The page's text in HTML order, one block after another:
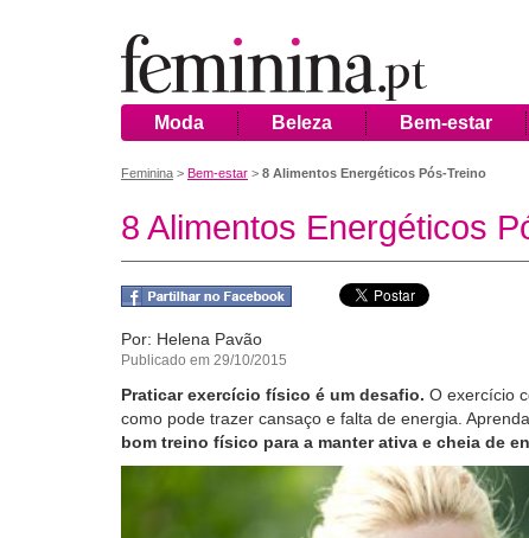
Moda Beleza Bem-estar
Feminina > Bem-estar > 8 Alimentos Energéticos Pós-Treino
8 Alimentos Energéticos
Por: Helena Pavão
Publicado em 29/10/2015
Praticar exercício físico é um desafio. O exercício
como pode trazer cansaço e falta de energia.
bom treino físico para a manter ativa e cheia de